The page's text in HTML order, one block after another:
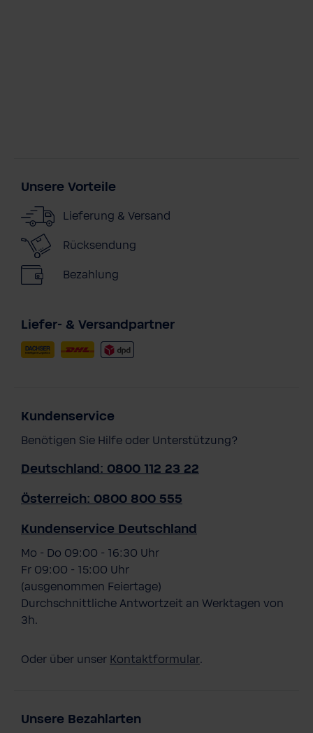
Unsere Vorteile
Lieferung & Versand
Rücksendung
Bezahlung
Liefer- & Versandpartner
Kundenservice
Benötigen Sie Hilfe oder Unterstützung?
Deutschland: 0800 112 23 22
Österreich: 0800 800 555
Kundenservice Deutschland
Mo - Do 09:00 - 16:30 Uhr
Fr 09:00 - 15:00 Uhr
(ausgenommen Feiertage)
Durchschnittliche Antwortzeit an Werktagen von
3h.
Oder über unser Kontaktformular.
Unsere Bezahlarten